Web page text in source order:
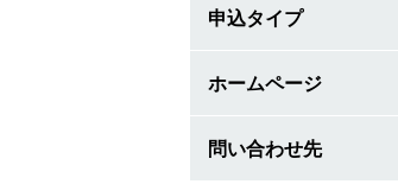
申込タイプ
ホームページ
問い合わせ先